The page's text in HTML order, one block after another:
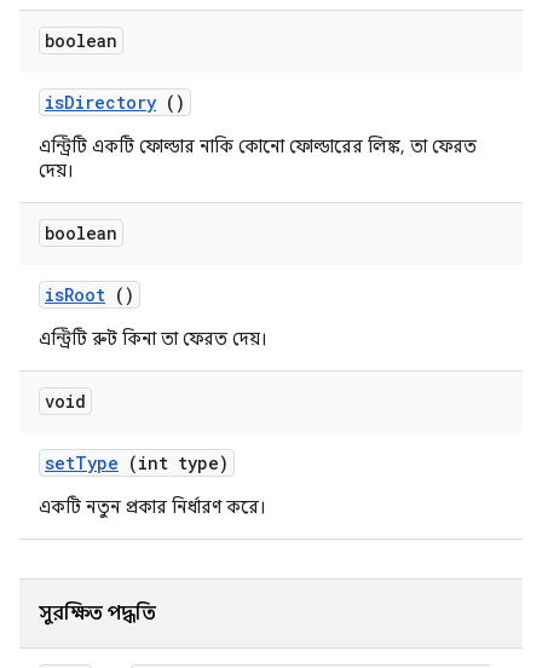
boolean
isDirectory ()
এন্ট্রিটি একটি ফোল্ডার নাকি কোনো ফোল্ডারের লিঙ্ক, তা ফেরত
দেয়।
boolean
isRoot ()
এন্ট্রিটি রুট কিনা তা ফেরত দেয়।
void
setType (int type)
একটি নতুন প্রকার নির্ধারণ করে।
সুরক্ষিত পদ্ধতি